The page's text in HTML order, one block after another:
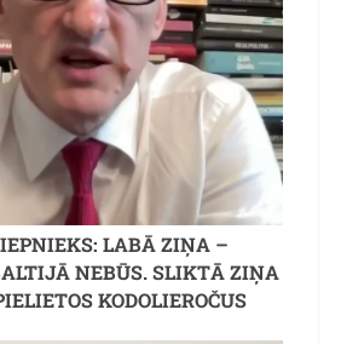
LABĀ ZIŅA –
NEBŪS. SLIKTĀ ZIŅA
KODOLIEROČUS